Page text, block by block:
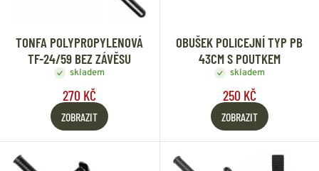
TONFA POLYPROPYLENOVÁ
TF-24/59 BEZ ZÁVĚSU
skladem
270 KČ
ZOBRAZIT
OBUŠEK POLICEJNÍ TYP PB
43CM S POUTKEM
skladem
250 KČ
ZOBRAZIT